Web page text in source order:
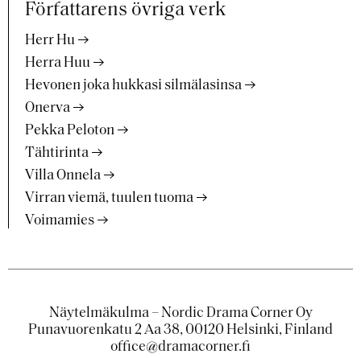
Författarens övriga verk
Herr Hu
Herra Huu
Hevonen joka hukkasi silmälasinsa
Onerva
Pekka Peloton
Tähtirinta
Villa Onnela
Virran viemä, tuulen tuoma
Voimamies
Näytelmäkulma – Nordic Drama Corner Oy
Punavuorenkatu 2 Aa 38, 00120 Helsinki, Finland
office@dramacorner.fi